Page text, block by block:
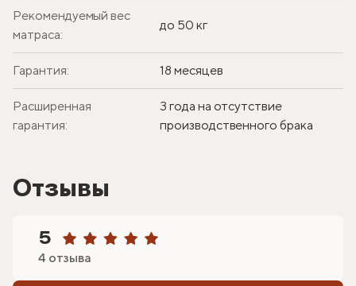
Рекомендуемый вес
матраса:
до 50 кг
Гарантия: 18 месяцев
Расширенная
гарантия:
3 года на отсутствие
производственного брака
Отзывы
5
4 отзыва